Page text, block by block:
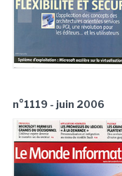
n°1119 - juin 2006